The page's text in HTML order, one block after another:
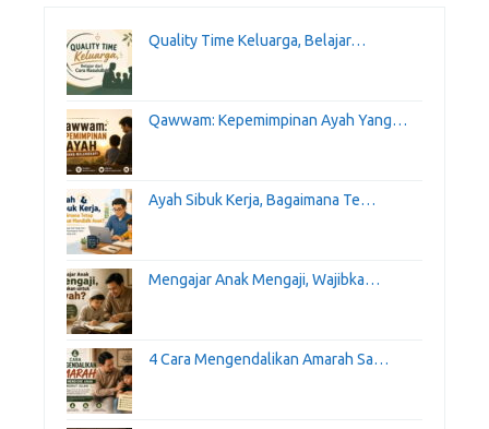
Quality Time Keluarga, Belajar…
Qawwam: Kepemimpinan Ayah Yang…
Ayah Sibuk Kerja, Bagaimana Te…
Mengajar Anak Mengaji, Wajibka…
4 Cara Mengendalikan Amarah Sa…